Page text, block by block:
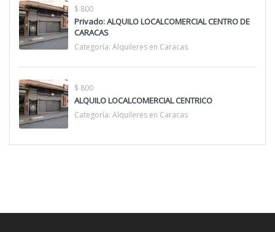
$ 800
Privado: ALQUILO LOCALCOMERCIAL CENTRO DE
CARACAS
Categoría: Alquileres en Caracas
$ 800
ALQUILO LOCALCOMERCIAL CENTRICO
Categoría: Alquileres en Caracas